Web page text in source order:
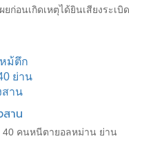
ก่อนเกิดเหตุได้ยินเสียงระเบิด
าน
40 คนหนีตายอลหม่าน ย่าน